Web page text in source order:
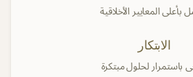
بأعلى المعايير الأخلاقية
الابتكار
باستمرار لحلول مبتكرة